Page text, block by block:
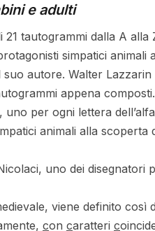
e adulti
21 tautogrammi dalla A
simpatici animali
autore. Walter Lazzarin
appena composti.
per ogni lettera
animali alla scoperta
uno dei disegnatori
viene definito così
con caratteri c